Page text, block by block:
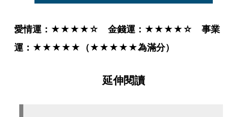
愛情運：★★★★☆　金錢運：★★★★☆　事業
運：★★★★★（★★★★★為滿分）
延伸閱讀